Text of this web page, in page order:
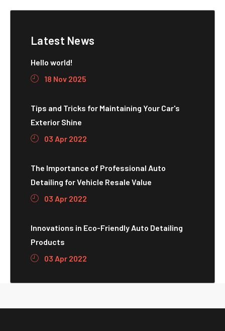
Latest News
Hello world!
18 Nov 2025
Tips and Tricks for Maintaining Your Car's
Exterior Shine
03 Apr 2022
The Importance of Professional Auto
Detailing for Vehicle Resale Value
03 Apr 2022
Innovations in Eco-Friendly Auto Detailing
Products
03 Apr 2022